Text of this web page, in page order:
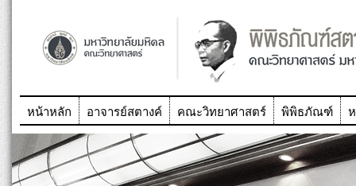
หน้าหลัก อาจารย์สตางค์ คณะวิทยาศาสตร์ พิพิธภัณฑ์